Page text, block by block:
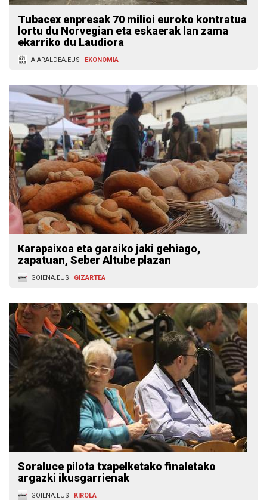
Tubacex enpresak 70 milioi euroko kontratua
lortu du Norvegian eta eskaerak lan zama
ekarriko du Laudiora
AIARALDEA.EUS EKONOMIA
Karapaixoa eta garaiko jaki gehiago,
zapatuan, Seber Altube plazan
GOIENA.EUS GIZARTEA
Soraluce pilota txapelketako finaletako
argazki ikusgarrienak
GOIENA.EUS KIROLA